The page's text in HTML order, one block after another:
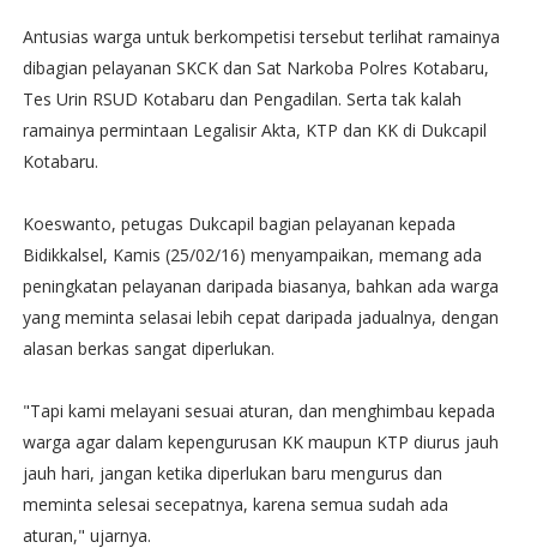
Antusias warga untuk berkompetisi tersebut terlihat ramainya
dibagian pelayanan SKCK dan Sat Narkoba Polres Kotabaru,
Tes Urin RSUD Kotabaru dan Pengadilan. Serta tak kalah
ramainya permintaan Legalisir Akta, KTP dan KK di Dukcapil
Kotabaru.
Koeswanto, petugas Dukcapil bagian pelayanan kepada
Bidikkalsel, Kamis (25/02/16) menyampaikan, memang ada
peningkatan pelayanan daripada biasanya, bahkan ada warga
yang meminta selasai lebih cepat daripada jadualnya, dengan
alasan berkas sangat diperlukan.
"Tapi kami melayani sesuai aturan, dan menghimbau kepada
warga agar dalam kepengurusan KK maupun KTP diurus jauh
jauh hari, jangan ketika diperlukan baru mengurus dan
meminta selesai secepatnya, karena semua sudah ada
aturan," ujarnya.